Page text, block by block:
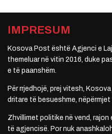
IMPRESUM
Kosova Post është Agjenci e
themeluar në vitin 2016, duke
e të paanshëm.
Për rrjedhojë, prej vitesh,
dritare të besueshme,
Zhvillimet politike në vend,
të agjencisë. Por nuk